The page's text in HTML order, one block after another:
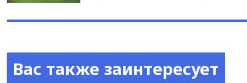
Вас также заинтересует